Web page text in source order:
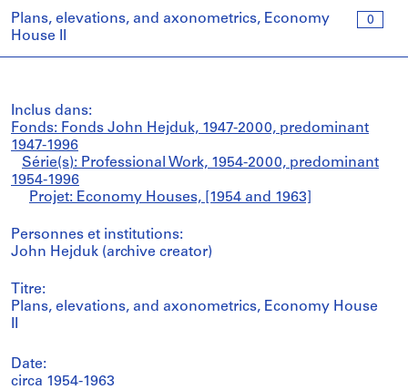
0
Plans, elevations, and axonometrics, Economy
House II
Inclus dans:
Fonds: Fonds John Hejduk, 1947-2000, predominant
1947-1996
Série(s): Professional Work, 1954-2000, predominant
1954-1996
Projet: Economy Houses, [1954 and 1963]
Personnes et institutions:
John Hejduk (archive creator)
Titre:
Plans, elevations, and axonometrics, Economy House
Date:
circa 1954-1963